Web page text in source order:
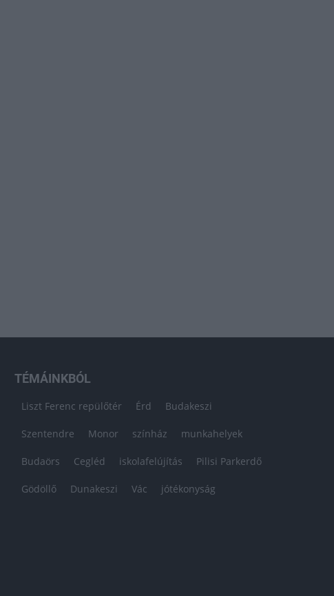
TÉMÁINKBÓL
Liszt Ferenc repülőtér Érd Budakeszi
Szentendre Monor színház munkahelyek
Budaörs Cegléd iskolafelújítás Pilisi Parkerdő
Gödöllő Dunakeszi Vác jótékonyság